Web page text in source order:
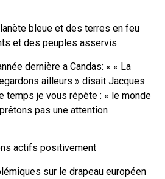
bleue et des terres en feu
et des peuples asservis
dernière a Candas: « « La
ailleurs » disait Jacques
temps je vous répète : « le monde
pas une attention
actifs positivement
sur le drapeau européen